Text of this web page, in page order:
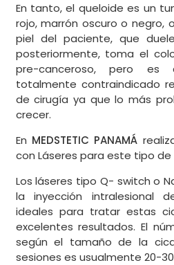
En tanto, el queloide es un
rojo, marrón oscuro o negro,
piel del paciente, que
posteriormente, toma el
pre-canceroso, pero
totalmente contraindicado
de cirugía ya que lo más
crecer.
En MEDSTETIC PANAMÁ
con Láseres para este tipo de
Los láseres tipo Q- switch o
la inyección intralesional
ideales para tratar estas
excelentes resultados. El
según el tamaño de la
sesiones es usualmente 20-